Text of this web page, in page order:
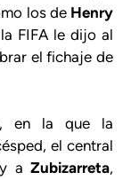
los de Henry
FIFA le dijo al
el fichaje de
en la que la
el central
y aZubizarreta,